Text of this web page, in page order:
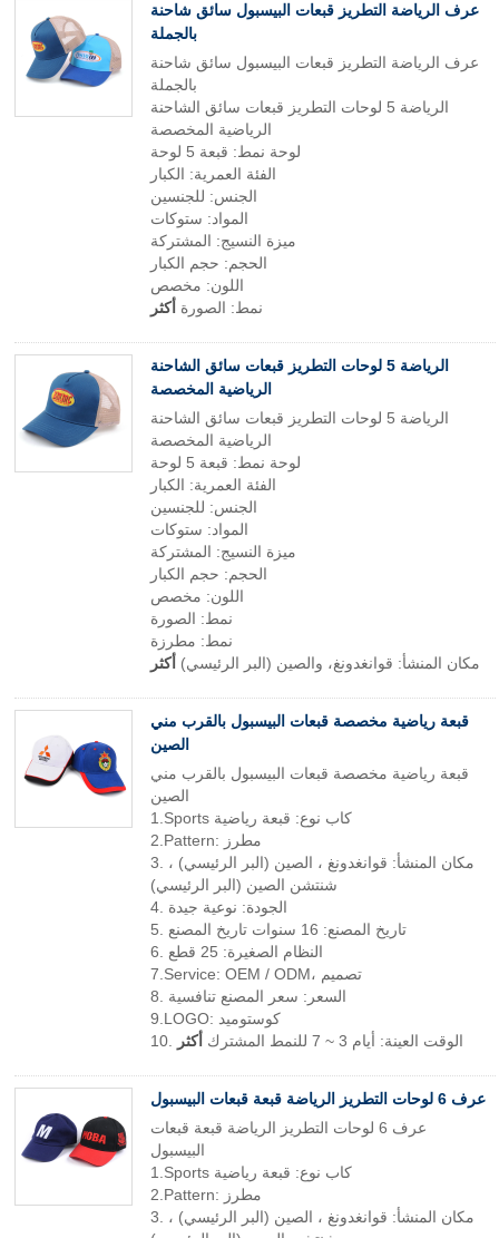
عرف الرياضة التطريز قبعات البيسبول سائق شاحنة
بالجملة
عرف الرياضة التطريز قبعات البيسبول سائق شاحنة
بالجملة
الرياضة 5 لوحات التطريز قبعات سائق الشاحنة
الرياضية المخصصة
لوحة نمط: قبعة 5 لوحة
الفئة العمرية: الكبار
الجنس: للجنسين
المواد: ستوكات
ميزة النسيج: المشتركة
الحجم: حجم الكبار
اللون: مخصص
نمط: الصورة أكثر
الرياضة 5 لوحات التطريز قبعات سائق الشاحنة
الرياضية المخصصة
الرياضة 5 لوحات التطريز قبعات سائق الشاحنة
الرياضية المخصصة
لوحة نمط: قبعة 5 لوحة
الفئة العمرية: الكبار
الجنس: للجنسين
المواد: ستوكات
ميزة النسيج: المشتركة
الحجم: حجم الكبار
اللون: مخصص
نمط: الصورة
نمط: مطرزة
مكان المنشأ: قوانغدونغ، والصين (البر الرئيسي) أكثر
قبعة رياضية مخصصة قبعات البيسبول بالقرب مني
الصين
قبعة رياضية مخصصة قبعات البيسبول بالقرب مني
الصين
1.Sports كاب نوع: قبعة رياضية
2.Pattern: مطرز
3. مكان المنشأ: قوانغدونغ ، الصين (البر الرئيسي) ،
شنتشن الصين (البر الرئيسي)
4. الجودة: نوعية جيدة
5. تاريخ المصنع: 16 سنوات تاريخ المصنع
6. النظام الصغيرة: 25 قطع
7.Service: OEM / ODM، تصميم
8. السعر: سعر المصنع تنافسية
9.LOGO: كوستوميد
10. الوقت العينة: أيام 3 ~ 7 للنمط المشترك
أكثر
عرف 6 لوحات التطريز الرياضة قبعة قبعات البيسبول
عرف 6 لوحات التطريز الرياضة قبعة قبعات
البيسبول
1.Sports كاب نوع: قبعة رياضية
2.Pattern: مطرز
3. مكان المنشأ: قوانغدونغ ، الصين (البر الرئيسي) ،